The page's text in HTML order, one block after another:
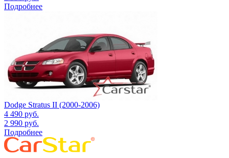
Подробнее
Dodge Stratus II (2000-2006)
4 490 руб.
2 990 руб.
Подробнее